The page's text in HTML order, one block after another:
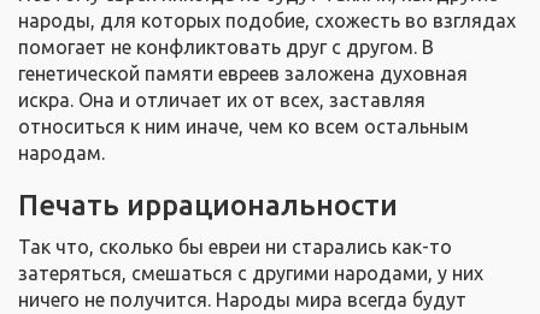
народы, для которых подобие, схожесть во взглядах
помогает не конфликтовать друг с другом. В
генетической памяти евреев заложена духовная
искра. Она и отличает их от всех, заставляя
относиться к ним иначе, чем ко всем остальным
народам.
Печать иррациональности
Так что, сколько бы евреи ни старались как-то
затеряться, смешаться с другими народами, у них
ничего не получится. Народы мира всегда будут